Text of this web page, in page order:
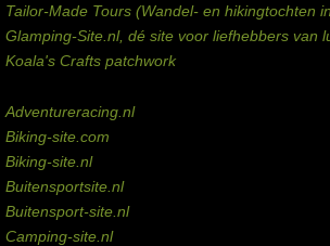
Tailor-Made Tours (Wandel- en hikingtochten
Glamping-Site.nl, dé site voor liefhebbers van
Koala's Crafts patchwork
Adventureracing.nl
Biking-site.com
Biking-site.nl
Buitensportsite.nl
Buitensport-site.nl
Camping-site.nl